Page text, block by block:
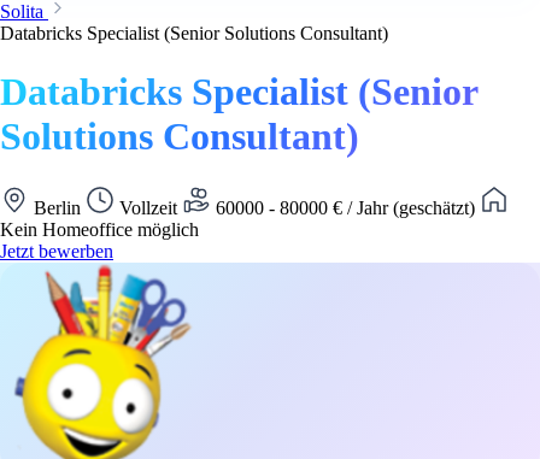
Solita
Databricks Specialist (Senior Solutions Consultant)
Databricks Specialist (Senior
Solutions Consultant)
Berlin Vollzeit
60000 - 80000 € / Jahr (geschätzt)
Kein Homeoffice möglich
Jetzt bewerben